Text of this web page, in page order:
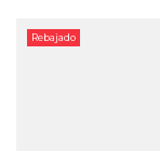
Rebajado